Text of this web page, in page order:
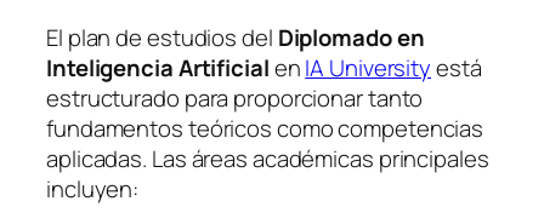
El plan de estudios del Diplomado en
Inteligencia ArtificialenIA Universityestá
estructurado para proporcionar tanto
fundamentos teóricos como competencias
aplicadas. Las áreas académicas principales
incluyen: